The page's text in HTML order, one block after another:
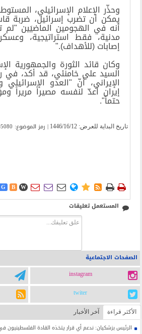
وحذّر الإعلام الإسرائيلي،
يمكن أن تضرب إسرائيل، ضربة
أنه في الهجومين الماضيَين
مدنية، فقط استراتيجية،
إصابات (للأهداف)".
وكان قائد الثورة والجمهورية
السيد علي خامنئي، قد أكد، في
الإيراني، أنّ "العدو
إيران أعدّ لنفسه مصيراً مريراً
حتماً".
تاریخ البدایة للعرض: 1446/16/12 | رمز الموضوع: 405080
G B W        
المستعمل تعليقات
الصفحات الاجتماعية
instagram
twiter
الأکثر قراءة آخر الأخبار
الرئيس بزشكيان: ندعم أي قرار يتخذه القادة الفلسطينيون